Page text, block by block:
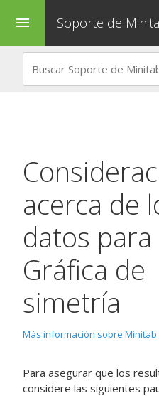
menu Soporte de
acerca de
datos para
Gráfica de
simetría
Más información sobre Minitab
Para asegurar que los
considere las siguientes